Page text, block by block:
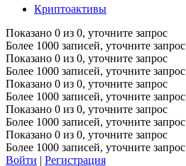
Криптоактивы
Показано 0 из 0, уточните запрос
Более 1000 записей, уточните запрос
Показано 0 из 0, уточните запрос
Более 1000 записей, уточните запрос
Показано 0 из 0, уточните запрос
Более 1000 записей, уточните запрос
Показано 0 из 0, уточните запрос
Более 1000 записей, уточните запрос
Показано 0 из 0, уточните запрос
Более 1000 записей, уточните запрос
Войти | Регистрация